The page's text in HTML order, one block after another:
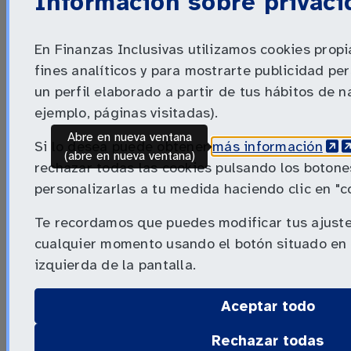
En Finanzas Inclusivas utilizamos cookies
fines analíticos y para mostrarte publicidad
un perfil elaborado a partir de tus hábitos de
ejemplo, páginas visitadas).
Si lo desea puede obtenermás información
rechazar todas las cookies pulsando los
personalizarlas a tu medida haciendo clic en
Te recordamos que puedes modificar tus
cualquier momento usando el botón situado
izquierda de la pantalla.
Aceptar todo
Rechazar todas
de:
Con la co-
financiación:
Socios
internacionales:
Abre en nueva ventana
(abre en nueva ventana)